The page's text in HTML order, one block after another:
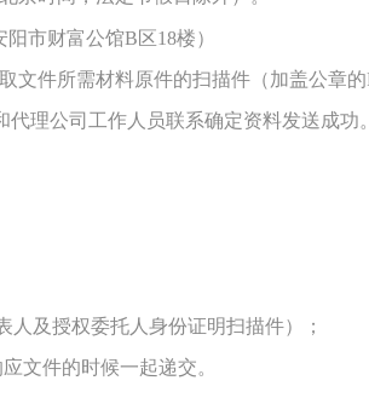
市财富公馆B区18楼）
件所需材料原件的扫描件（加盖公章的
理公司工作人员联系确定资料发送成功。
及授权委托人身份证明扫描件）；
文件的时候一起递交。